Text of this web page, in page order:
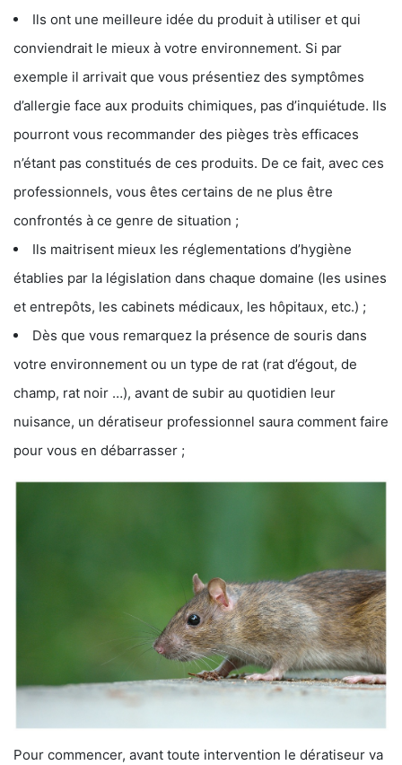
Ils ont une meilleure idée du produit à utiliser et qui
conviendrait le mieux à votre environnement. Si par
exemple il arrivait que vous présentiez des symptômes
d’allergie face aux produits chimiques, pas d’inquiétude. Ils
pourront vous recommander des pièges très efficaces
n’étant pas constitués de ces produits. De ce fait, avec ces
professionnels, vous êtes certains de ne plus être
confrontés à ce genre de situation ;
Ils maitrisent mieux les réglementations d’hygiène
établies par la législation dans chaque domaine (les usines
et entrepôts, les cabinets médicaux, les hôpitaux, etc.) ;
Dès que vous remarquez la présence de souris dans
votre environnement ou un type de rat (rat d’égout, de
champ, rat noir …), avant de subir au quotidien leur
nuisance, un dératiseur professionnel saura comment faire
pour vous en débarrasser ;
Pour commencer, avant toute intervention le dératiseur va